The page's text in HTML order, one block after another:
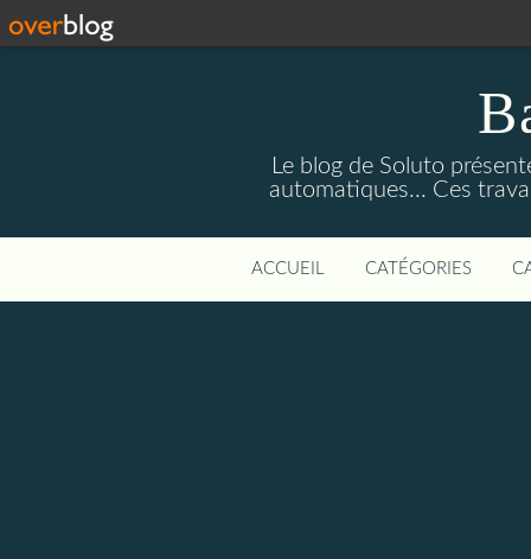
Le blog de Soluto
automatiques... Ces
ACCUEIL CATÉGORIES